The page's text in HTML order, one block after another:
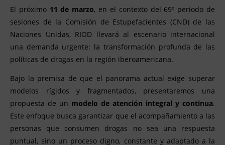
El próximo 11 de marzo, en el contexto del 69º periodo de
sesiones de la Comisión de Estupefacientes (CND) de las
Naciones Unidas, RIOD llevará al escenario internacional
una demanda urgente: la transformación profunda de las
políticas de drogas en la región iberoamericana.
Bajo la premisa de que el panorama actual exige superar
modelos rígidos y fragmentados, presentaremos una
propuesta de un modelo de atención integral y continua.
Este enfoque busca garantizar que el acompañamiento a las
personas que consumen drogas no sea una respuesta
puntual, sino un proceso digno, constante y adaptado a la